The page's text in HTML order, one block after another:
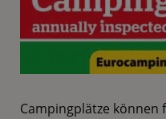
Campingplätze können